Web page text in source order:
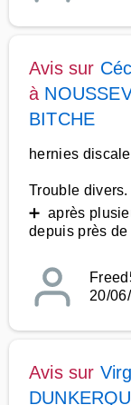
Avis sur
à
BITCHE
hernies
Trouble divers.
➕ après
depuis près
20/
Avis sur